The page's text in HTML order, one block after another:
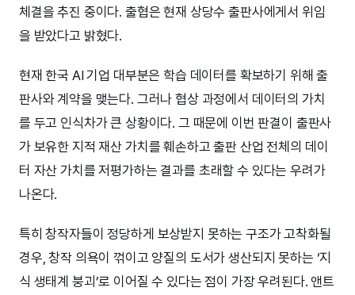
체결을 추진 중이다. 출협은 현재 상당수 출판사에게서 위임
을 받았다고 밝혔다.
현재 한국 AI 기업 대부분은 학습 데이터를 확보하기 위해 출
판사와 계약을 맺는다. 그러나 협상 과정에서 데이터의 가치
를 두고 인식차가 큰 상황이다. 그 때문에 이번 판결이 출판사
가 보유한 지적 재산 가치를 훼손하고 출판 산업 전체의 데이
터 자산 가치를 저평가하는 결과를 초래할 수 있다는 우려가
나온다.
특히 창작자들이 정당하게 보상받지 못하는 구조가 고착화될
경우, 창작 의욕이 꺾이고 양질의 도서가 생산되지 못하는 ‘지
식 생태계 붕괴’로 이어질 수 있다는 점이 가장 우려된다. 앤트